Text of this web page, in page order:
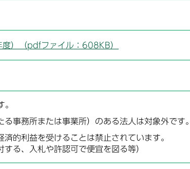
）（pdfファイル：608KB）
事務所または事業所）のある法人は対象外です。
的利益を受けることは禁止されています。
る、入札や許認可で便宜を図る等）